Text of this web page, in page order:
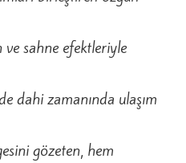
ve sahne efektleriyle
dahi zamanında ulaşım
gözeten, hem